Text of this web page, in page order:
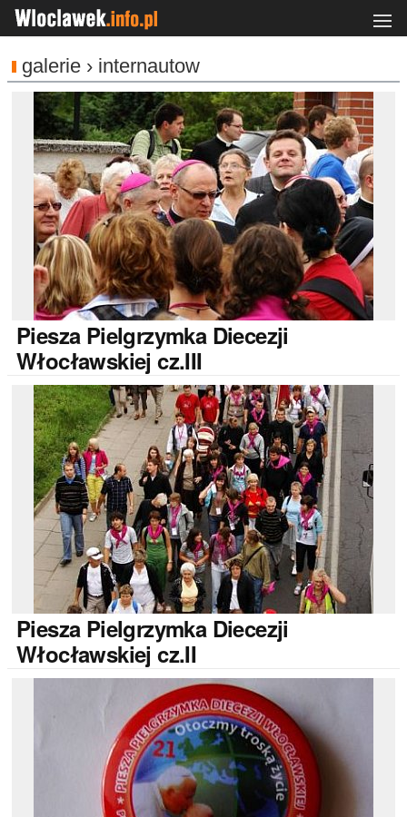
galerie › internautow
PieszaPielgrzymka Diecezji
Włocławskiej cz.III
PieszaPielgrzymka Diecezji
Włocławskiej cz.II